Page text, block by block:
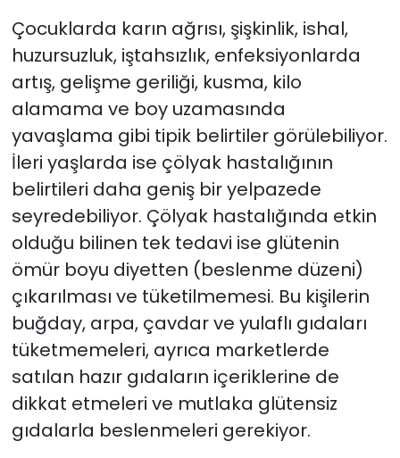
Çocuklarda karın ağrısı, şişkinlik, ishal,
huzursuzluk, iştahsızlık, enfeksiyonlarda
artış, gelişme geriliği, kusma, kilo
alamama ve boy uzamasında
yavaşlama gibi tipik belirtiler görülebiliyor.
İleri yaşlarda ise çölyak hastalığının
belirtileri daha geniş bir yelpazede
seyredebiliyor. Çölyak hastalığında etkin
olduğu bilinen tek tedavi ise glütenin
ömür boyu diyetten (beslenme düzeni)
çıkarılması ve tüketilmemesi. Bu kişilerin
buğday, arpa, çavdar ve yulaflı gıdaları
tüketmemeleri, ayrıca marketlerde
satılan hazır gıdaların içeriklerine de
dikkat etmeleri ve mutlaka glütensiz
gıdalarla beslenmeleri gerekiyor.